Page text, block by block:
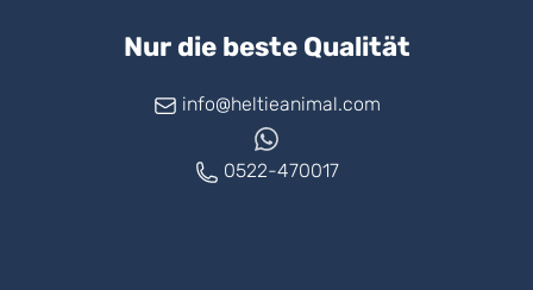
Nur die beste Qualität
info@heltieanimal.com
0522-470017